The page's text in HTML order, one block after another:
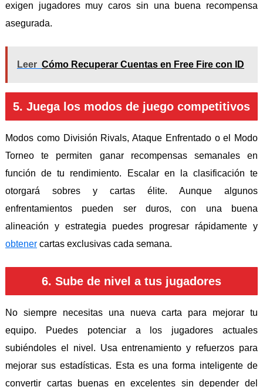
exigen jugadores muy caros sin una buena recompensa
asegurada.
Leer Cómo Recuperar Cuentas en Free Fire con ID
5. Juega los modos de juego competitivos
Modos como División Rivals, Ataque Enfrentado o el Modo
Torneo te permiten ganar recompensas semanales en
función de tu rendimiento. Escalar en la clasificación te
otorgará sobres y cartas élite. Aunque algunos
enfrentamientos pueden ser duros, con una buena
alineación y estrategia puedes progresar rápidamente y
obtener cartas exclusivas cada semana.
6. Sube de nivel a tus jugadores
No siempre necesitas una nueva carta para mejorar tu
equipo. Puedes potenciar a los jugadores actuales
subiéndoles el nivel. Usa entrenamiento y refuerzos para
mejorar sus estadísticas. Esta es una forma inteligente de
convertir cartas buenas en excelentes sin depender del